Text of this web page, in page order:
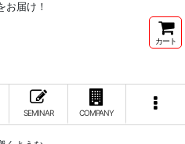
お届け！
カート
SEMINAR COMPANY